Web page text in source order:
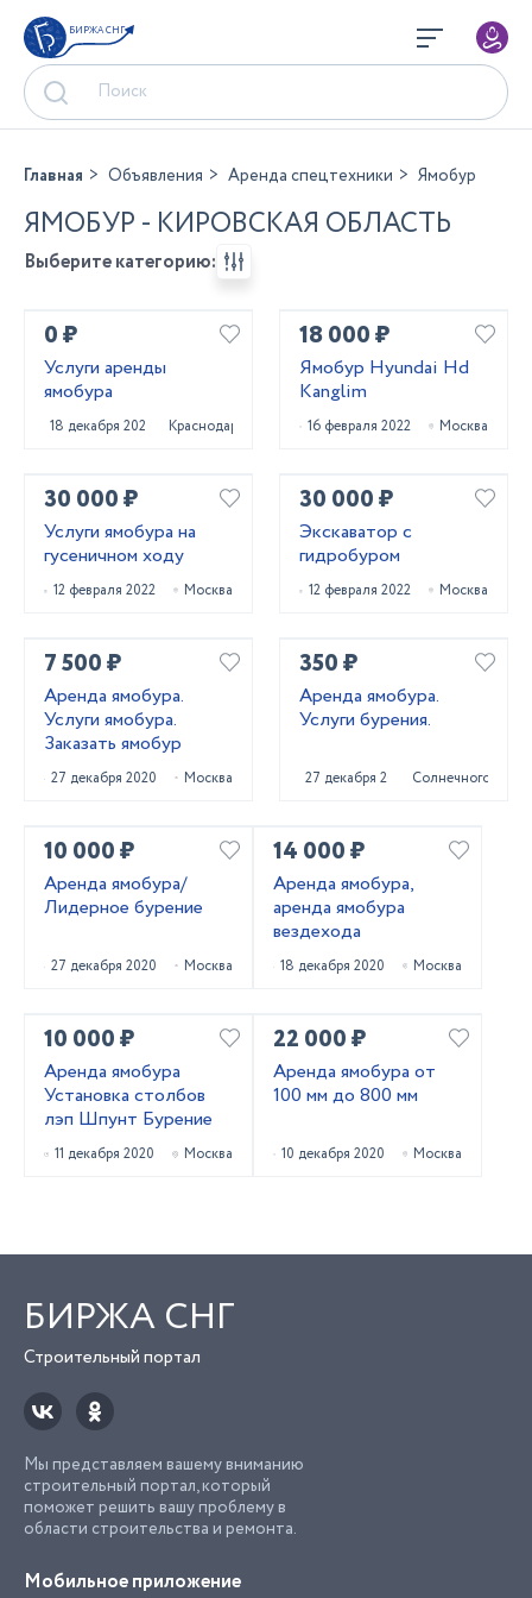
БИРЖА СНГ
Главная Объявления Аренда спецтехники Ямобур
ЯМОБУР - КИРОВСКАЯ ОБЛАСТЬ
Выберите категорию:
0 ₽
Услуги аренды
ямобура
18 декабря 2022 Краснодар
18 000 ₽
Ямобур Hyundai Hd
Kanglim
16 февраля 2022 Москва
30 000 ₽
Услуги ямобура на
гусеничном ходу
12 февраля 2022 Москва
30 000 ₽
Экскаватор с
гидробуром
12 февраля 2022 Москва
7 500 ₽
Аренда ямобура.
Услуги ямобура.
Заказать ямобур
27 декабря 2020 Москва
350 ₽
Аренда ямобура.
Услуги бурения.
27 декабря 2020 Солнечногорск
10 000 ₽
Аренда ямобура/
Лидерное бурение
27 декабря 2020 Москва
14 000 ₽
Аренда ямобура,
аренда ямобура
вездехода
18 декабря 2020 Москва
10 000 ₽
Аренда ямобура
Установка столбов
лэп Шпунт Бурение
11 декабря 2020 Москва
22 000 ₽
Аренда ямобура от
100 мм до 800 мм
10 декабря 2020 Москва
БИРЖА СНГ
Строительный портал
Мы представляем вашему вниманию
строительный портал, который
поможет решить вашу проблему в
области строительства и ремонта.
Мобильное приложение